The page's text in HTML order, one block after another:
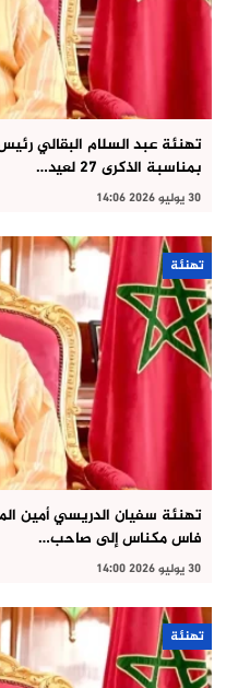
تهنئة عبد السلام البقالي
بمناسبة الذكرى 27 لعيد…
30 يوليو 2026 14:06
تهنئة
تهنئة سفيان الدريسي أمين
فاس مكناس إلى صاحب…
30 يوليو 2026 14:00
تهنئة